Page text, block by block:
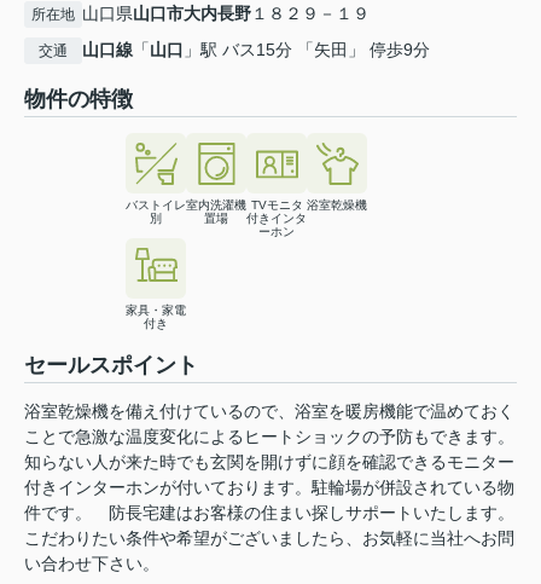
所在地 山口県山口市大内長野１８２９－１９
交通 山口線 「山口 」駅 バス15分 「矢田」 停歩9分
物件の特徴
バストイレ
別
室内洗濯機
置場
TVモニタ
付きインタ
ーホン
浴室乾燥機
家具・家電
付き
セールスポイント
浴室乾燥機を備え付けているので、浴室を暖房機能で温めておく
ことで急激な温度変化によるヒートショックの予防もできます。
知らない人が来た時でも玄関を開けずに顔を確認できるモニター
付きインターホンが付いております。駐輪場が併設されている物
件です。 防長宅建はお客様の住まい探しサポートいたします。
こだわりたい条件や希望がございましたら、お気軽に当社へお問
い合わせ下さい。